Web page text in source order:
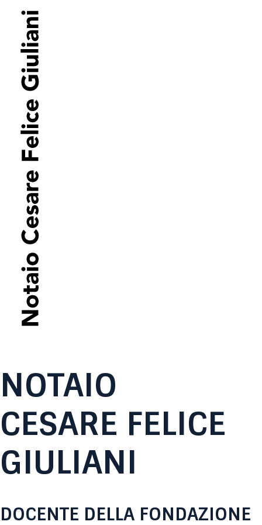
NOTAIO
CESARE FELICE
GIULIANI
DOCENTE DELLA FONDAZIONE